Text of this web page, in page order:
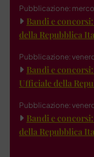
Pubblicazione:
Bandi e
della Repubblica
Pubblicazione:
Bandi e
Ufficiale della
Pubblicazione:
Bandi e
della Repubblica